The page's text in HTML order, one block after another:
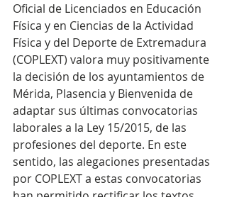
Oficial de Licenciados en Educación
Física y en Ciencias de la Actividad
Física y del Deporte de Extremadura
(COPLEXT) valora muy positivamente
la decisión de los ayuntamientos de
Mérida, Plasencia y Bienvenida de
adaptar sus últimas convocatorias
laborales a la Ley 15/2015, de las
profesiones del deporte. En este
sentido, las alegaciones presentadas
por COPLEXT a estas convocatorias